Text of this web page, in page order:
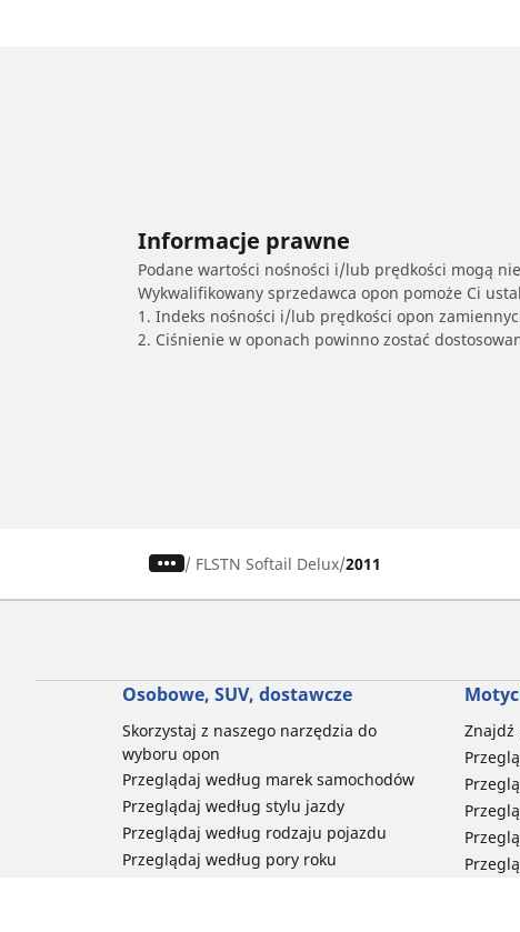
Informacje prawne
Podane wartości nośności i/lub prędkości mogą
Wykwalifikowany sprzedawca opon pomoże Ci
1. Indeks nośności i/lub prędkości opon
2. Ciśnienie w oponach powinno zostać
/ FLSTN Softail Delux 2011
Osobowe, SUV, dostawcze
Skorzystaj z naszego narzędzia do
wyboru opon
Przeglądaj według marek samochodów
Przeglądaj według stylu jazdy
Przeglądaj według rodzaju pojazdu
Przeglądaj według pory roku
Znajdź